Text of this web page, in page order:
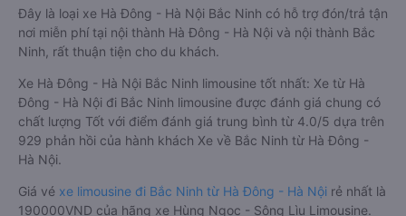
khoang hành khách. Khoảng cách giữa các ghế ngồi rất thoải
mái, không nhồi nhét. Luôn đáp ứng được nhu cầu về sang
trọng, thoải mái và tiện nghi trong việc di chuyển.
Đây là loại xe Hà Đông - Hà Nội Bắc Ninh có hỗ trợ đón/trả tận
nơi miễn phí tại nội thành Hà Đông - Hà Nội và nội thành Bắc
Ninh, rất thuận tiện cho du khách.
Xe Hà Đông - Hà Nội Bắc Ninh limousine tốt nhất: Xe từ Hà
Đông - Hà Nội đi Bắc Ninh limousine được đánh giá chung có
chất lượng Tốt với điểm đánh giá trung bình từ 4.0/5 dựa trên
929 phản hồi của hành khách Xe về Bắc Ninh từ Hà Đông -